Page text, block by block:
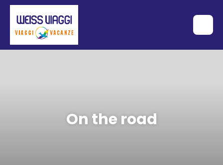
On the road